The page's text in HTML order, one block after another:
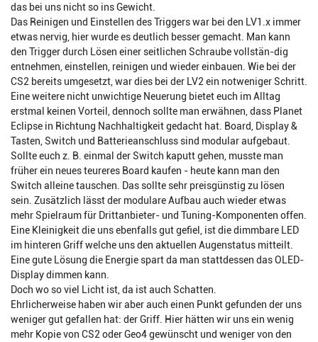
das bei uns nicht so ins Gewicht.
Das Reinigen und Einstellen des Triggers war bei den LV1.x immer
etwas nervig, hier wurde es deutlich besser gemacht. Man kann
den Trigger durch Lösen einer seitlichen Schraube vollstän-dig
entnehmen, einstellen, reinigen und wieder einbauen. Wie bei der
CS2 bereits umgesetzt, war dies bei der LV2 ein notweniger Schritt.
Eine weitere nicht unwichtige Neuerung bietet euch im Alltag
erstmal keinen Vorteil, dennoch sollte man erwähnen, dass Planet
Eclipse in Richtung Nachhaltigkeit gedacht hat. Board, Display &
Tasten, Switch und Batterieanschluss sind modular aufgebaut.
Sollte euch z. B. einmal der Switch kaputt gehen, musste man
früher ein neues teureres Board kaufen - heute kann man den
Switch alleine tauschen. Das sollte sehr preisgünstig zu lösen
sein. Zusätzlich lässt der modulare Aufbau auch wieder etwas
mehr Spielraum für Drittanbieter- und Tuning-Komponenten offen.
Eine Kleinigkeit die uns ebenfalls gut gefiel, ist die dimmbare LED
im hinteren Griff welche uns den aktuellen Augenstatus mitteilt.
Eine gute Lösung die Energie spart da man stattdessen das OLED-
Display dimmen kann.
Doch wo so viel Licht ist, da ist auch Schatten.
Ehrlicherweise haben wir aber auch einen Punkt gefunden der uns
weniger gut gefallen hat: der Griff. Hier hätten wir uns ein wenig
mehr Kopie von CS2 oder Geo4 gewünscht und weniger von den